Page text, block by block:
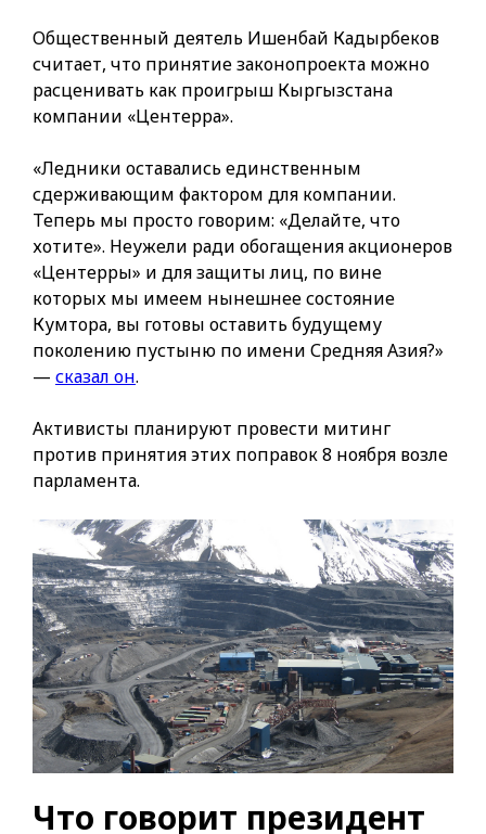
Общественный деятель Ишенбай Кадырбеков
считает, что принятие законопроекта можно
расценивать как проигрыш Кыргызстана
компании «Центерра».
«Ледники оставались единственным
сдерживающим фактором для компании.
Теперь мы просто говорим: «Делайте, что
хотите». Неужели ради обогащения акционеров
«Центерры» и для защиты лиц, по вине
которых мы имеем нынешнее состояние
Кумтора, вы готовы оставить будущему
поколению пустыню по имени Средняя Азия?»
— сказал он.
Активисты планируют провести митинг
против принятия этих поправок 8 ноября возле
парламента.
Что говорит президент